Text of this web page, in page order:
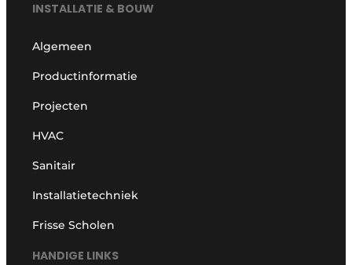
INSTALLATIE & BOUW
Algemeen
Productinformatie
Projecten
HVAC
Sanitair
Installatietechniek
Frisse Scholen
HANDIGE LINKS